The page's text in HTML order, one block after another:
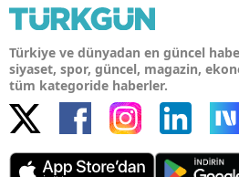
Türkiye ve dünyadan en güncel
siyaset, spor, güncel, magazin,
tüm kategoride haberler.